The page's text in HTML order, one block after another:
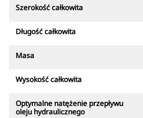
Szerokość całkowita
Długość całkowita
Masa
Wysokość całkowita
Optymalne natężenie przepływu
oleju hydraulicznego